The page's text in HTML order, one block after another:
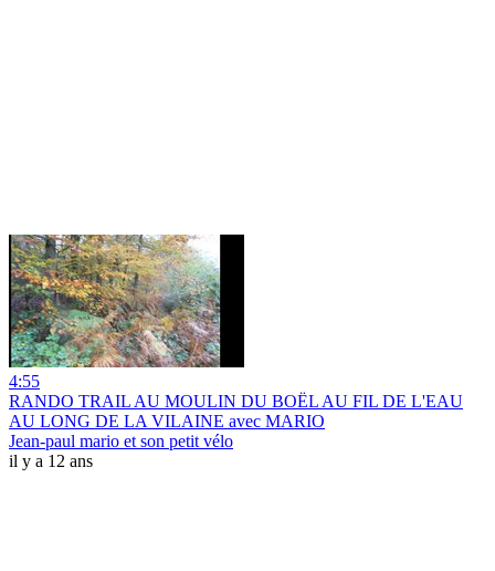
4:55
RANDO TRAIL AU MOULIN DU BOËL AU FIL DE L'EAU
AU LONG DE LA VILAINE avec MARIO
Jean-paul mario et son petit vélo
il y a 12 ans